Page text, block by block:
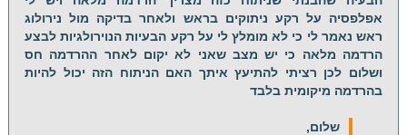
אפלפסיה על רקע ניתוקים בראש ולאחר בדיקה מול נירולוג
ראש נאמר לי כי לא מומלץ לי על רקע הבעיות הנוירולגיות לבצע
הרדמה מלאה כי יש מצב שאני לא יקום לאחר ההרדמה חס
ושלום לכן רציתי להתיעץ איתך האם הניתוח הזה יכול להיות
בהרדמה מיקומית בלבד
שלום,